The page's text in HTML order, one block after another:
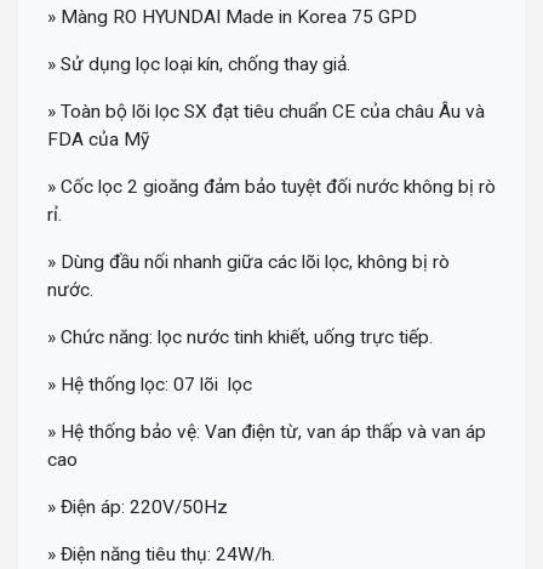
» Màng RO HYUNDAI Made in Korea 75 GPD
» Sử dụng lọc loại kín, chống thay giả.
» Toàn bộ lõi lọc SX đạt tiêu chuẩn CE của châu Âu và
FDA của Mỹ
» Cốc lọc 2 gioăng đảm bảo tuyệt đối nước không bị rò
rỉ.
» Dùng đầu nối nhanh giữa các lõi lọc, không bị rò
nước.
» Chức năng: lọc nước tinh khiết, uống trực tiếp.
» Hệ thống lọc: 07 lõi lọc
» Hệ thống bảo vệ: Van điện từ, van áp thấp và van áp
cao
» Điện áp: 220V/50Hz
» Điện năng tiêu thụ: 24W/h.